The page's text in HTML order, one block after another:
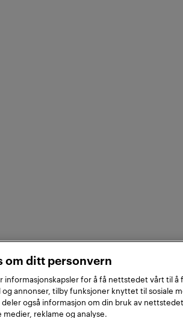
om ditt personvern
informasjonskapsler for å få nettstedet vårt til
annonser, tilby funksjoner knyttet til sosiale
deler også informasjon om din bruk av
medier, reklame og analyse.